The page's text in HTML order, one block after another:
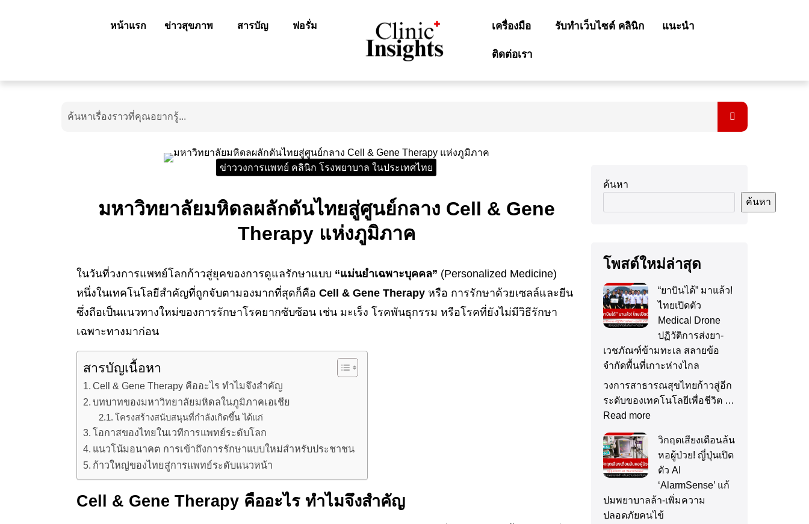
หน้าแรก ข่าวสุขภาพ สารบัญ ฟอรั่ม เครื่องมือ รับทำเว็บไซต์ คลินิก แนะนำ
ติดต่อเรา
ข่าววงการแพทย์ คลินิก โรงพยาบาล ในประเทศไทย
มหาวิทยาลัยมหิดลผลักดันไทยสู่ศูนย์กลาง Cell & Gene
Therapy แห่งภูมิภาค
ในวันที่วงการแพทย์โลกก้าวสู่ยุคของการดูแลรักษาแบบ “แม่นยำเฉพาะบุคคล” (Personalized Medicine)
หนึ่งในเทคโนโลยีสำคัญที่ถูกจับตามองมากที่สุดก็คือ Cell & Gene Therapy หรือ การรักษาด้วยเซลล์และยีน
ซึ่งถือเป็นแนวทางใหม่ของการรักษาโรคยากซับซ้อน เช่น มะเร็ง โรคพันธุกรรม หรือโรคที่ยังไม่มีวิธีรักษา
เฉพาะทางมาก่อน
สารบัญเนื้อหา
Cell & Gene Therapy คืออะไร ทำไมจึงสำคัญ
บทบาทของมหาวิทยาลัยมหิดลในภูมิภาคเอเชีย
โครงสร้างสนับสนุนที่กำลังเกิดขึ้น ได้แก่
โอกาสของไทยในเวทีการแพทย์ระดับโลก
แนวโน้มอนาคต การเข้าถึงการรักษาแบบใหม่สำหรับประชาชน
ก้าวใหญ่ของไทยสู่การแพทย์ระดับแนวหน้า
Cell & Gene Therapy คืออะไร ทำไมจึงสำคัญ
ค้นหา
ค้นหา
โพสต์ใหม่ล่าสุด
“ยาบินได้” มาแล้ว!
ไทยเปิดตัว
Medical Drone
ปฏิวัติการส่งยา-
เวชภัณฑ์ข้ามทะเล สลายข้อ
จำกัดพื้นที่เกาะห่างไกล
วงการสาธารณสุขไทยก้าวสู่อีก
ระดับของเทคโนโลยีเพื่อชีวิต …
Read more
วิกฤตเสียงเตือนล้น
หอผู้ป่วย! ญี่ปุ่นเปิด
ตัว AI
‘AlarmSense’ แก้
ปมพยาบาลล้า-เพิ่มความ
ปลอดภัยคนไข้